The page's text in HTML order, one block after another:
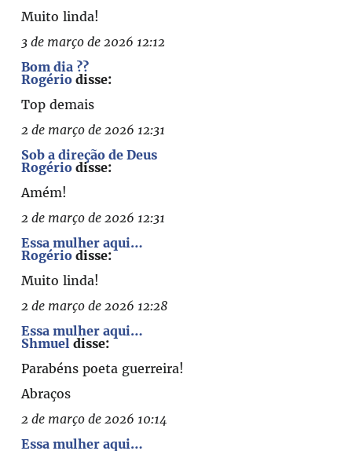
Muito linda!
3 de março de 2026 12:12
Bom dia ??
Rogério disse:
Top demais
2 de março de 2026 12:31
Sob a direção de Deus
Rogério disse:
Amém!
2 de março de 2026 12:31
Essa mulher aqui…
Rogério disse:
Muito linda!
2 de março de 2026 12:28
Essa mulher aqui…
Shmuel disse:
Parabéns poeta guerreira!
Abraços
2 de março de 2026 10:14
Essa mulher aqui…